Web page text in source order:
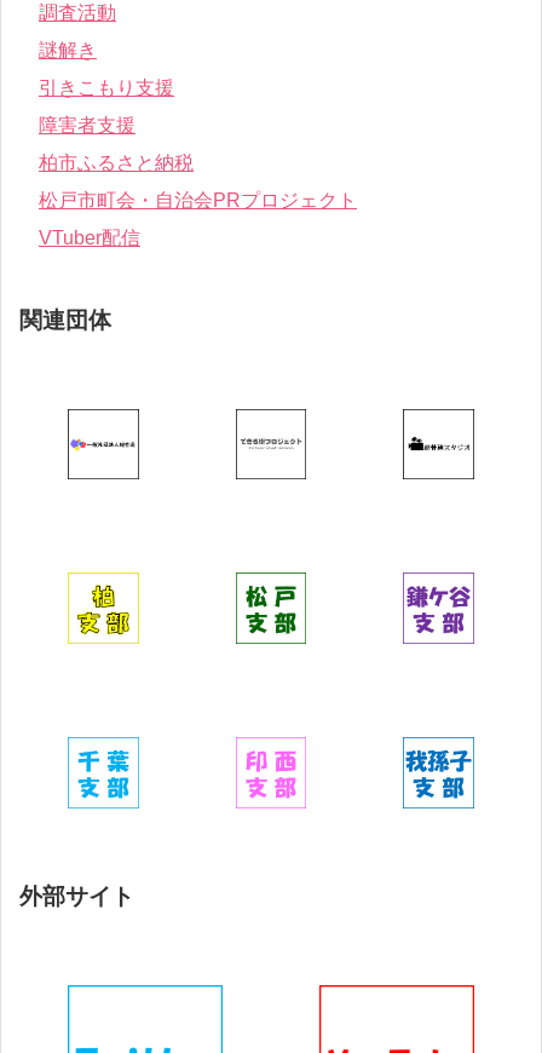
調査活動
謎解き
引きこもり支援
障害者支援
柏市ふるさと納税
松戸市町会・自治会PRプロジェクト
VTuber配信
関連団体
外部サイト